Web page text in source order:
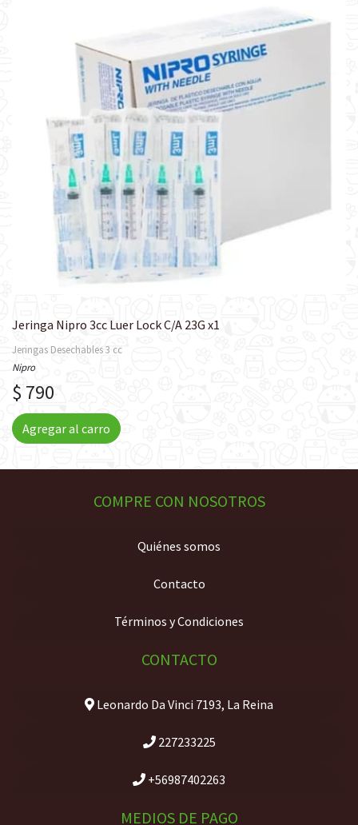
Jeringa Nipro 3cc Luer Lock C/A 23G x1
Jeringas Desechables 3 cc
Nipro
$ 790
Agregar al carro
COMPRE CON NOSOTROS
Quiénes somos
Contacto
Términos y Condiciones
CONTACTO
Leonardo Da Vinci 7193, La Reina
227233225
+56987402263
MEDIOS DE PAGO